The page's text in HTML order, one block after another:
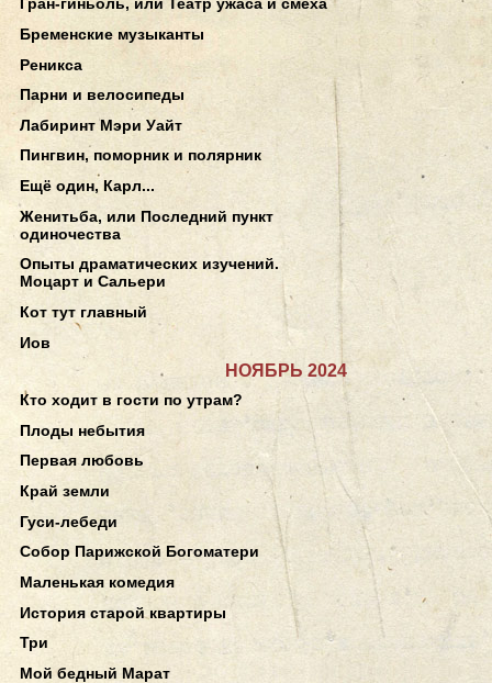
Гран-гиньоль, или Театр ужаса и смеха
Бременские музыканты
Реникса
Парни и велосипеды
Лабиринт Мэри Уайт
Пингвин, поморник и полярник
Ещё один, Карл...
Женитьба, или Последний пункт
одиночества
Опыты драматических изучений.
Моцарт и Сальери
Кот тут главный
Иов
НОЯБРЬ 2024
Кто ходит в гости по утрам?
Плоды небытия
Первая любовь
Край земли
Гуси-лебеди
Собор Парижской Богоматери
Маленькая комедия
История старой квартиры
Три
Мой бедный Марат